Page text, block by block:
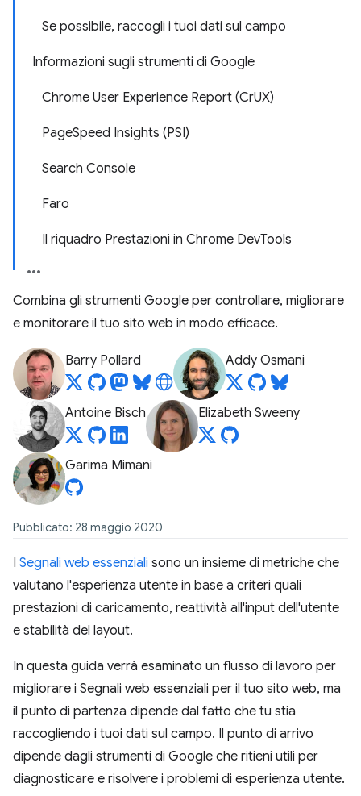
Se possibile, raccogli i tuoi dati sul campo
Informazioni sugli strumenti di Google
Chrome User Experience Report (CrUX)
PageSpeed Insights (PSI)
Search Console
Faro
Il riquadro Prestazioni in Chrome DevTools
Combina gli strumenti Google per controllare, migliorare
e monitorare il tuo sito web in modo efficace.
Barry Pollard Addy Osmani
Antoine Bisch Elizabeth Sweeny
Garima Mimani
Pubblicato: 28 maggio 2020
I Segnali web essenziali sono un insieme di metriche che
valutano l'esperienza utente in base a criteri quali
prestazioni di caricamento, reattività all'input dell'utente
e stabilità del layout.
In questa guida verrà esaminato un flusso di lavoro per
migliorare i Segnali web essenziali per il tuo sito web, ma
il punto di partenza dipende dal fatto che tu stia
raccogliendo i tuoi dati sul campo. Il punto di arrivo
dipende dagli strumenti di Google che ritieni utili per
diagnosticare e risolvere i problemi di esperienza utente.